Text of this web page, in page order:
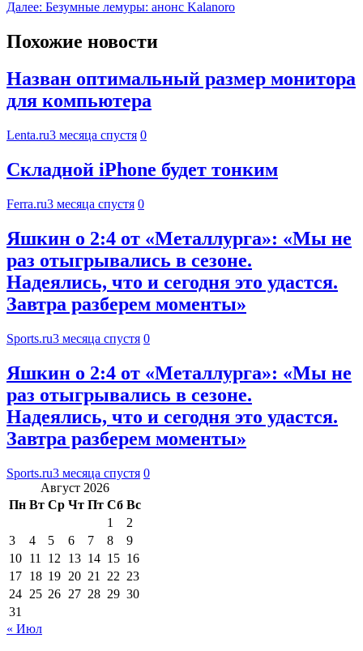
Далее: Безумные лемуры: анонс Kalanoro
Похожие новости
Назван оптимальный размер монитора
для компьютера
Lenta.ru3 месяца спустя 0
Складной iPhone будет тонким
Ferra.ru3 месяца спустя 0
Яшкин о 2:4 от «Металлурга»: «Мы не
раз отыгрывались в сезоне.
Надеялись, что и сегодня это удастся.
Завтра разберем моменты»
Sports.ru3 месяца спустя 0
Яшкин о 2:4 от «Металлурга»: «Мы не
раз отыгрывались в сезоне.
Надеялись, что и сегодня это удастся.
Завтра разберем моменты»
Sports.ru3 месяца спустя 0
Август 2026
Пн Вт Ср Чт Пт Сб Вс
1
2
3
4 5 6 7 8
9
10 11 12 13 14 15 16
17 18 19 20 21 22 23
24 25 26 27 28 29 30
31
« Июл